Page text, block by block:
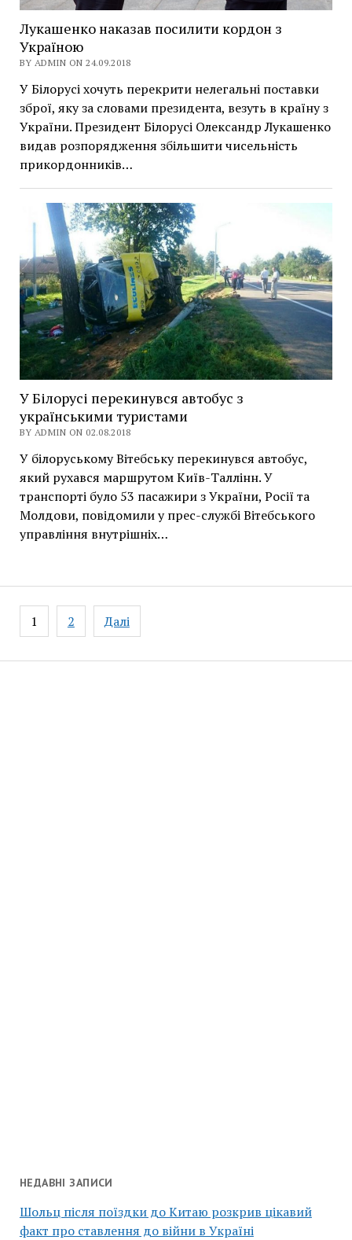
НЕДАВНІ ЗАПИСИ
Шольц після поїздки до Китаю розкрив цікавий
факт про ставлення до війни в Україні
Лукашенко наказав посилити кордон з
Україною
BY ADMIN ON 24.09.2018
У Білорусі хочуть перекрити нелегальні поставки
зброї, яку за словами президента, везуть в країну з
України. Президент Білорусі Олександр Лукашенко
видав розпорядження збільшити чисельність
прикордонників…
У Білорусі перекинувся автобус з
українськими туристами
BY ADMIN ON 02.08.2018
У білоруському Вітебську перекинувся автобус,
який рухався маршрутом Київ-Таллінн. У
транспорті було 53 пасажири з України, Росії та
Молдови, повідомили у прес-службі Вітебського
управління внутрішніх…
Навігація
записів
1 2 Далі